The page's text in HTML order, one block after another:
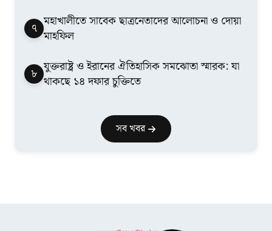
৭ মহাখালীতে সাবেক ছাত্রনেতাদের আলোচনা ও দোয়া
মাহফিল
৮ যুক্তরাষ্ট্র ও ইরানের ঐতিহাসিক সমঝোতা স্মারক: যা
থাকছে ১৪ দফার চুক্তিতে
সব খবর